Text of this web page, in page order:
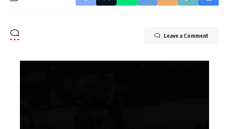
Leave a Comment